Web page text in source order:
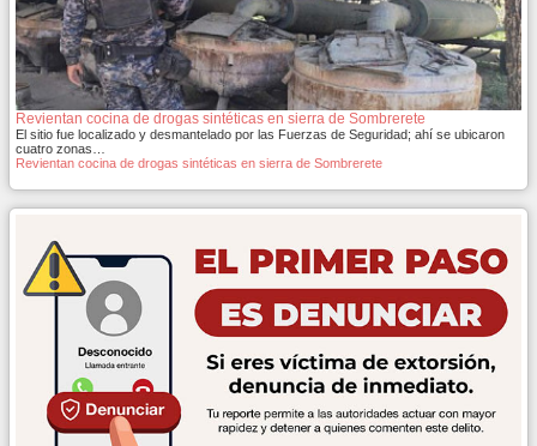
Revientan cocina de drogas sintéticas en sierra de Sombrerete
El sitio fue localizado y desmantelado por las Fuerzas de Seguridad; ahí se ubicaron
cuatro zonas…
Revientan cocina de drogas sintéticas en sierra de Sombrerete